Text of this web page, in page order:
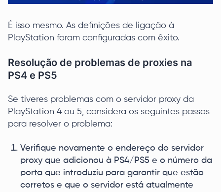
É isso mesmo. As definições de ligação à
PlayStation foram configuradas com êxito.
Resolução de problemas de proxies na
PS4 e PS5
Se tiveres problemas com o servidor proxy da
PlayStation 4 ou 5, considera os seguintes passos
para resolver o problema:
Verifique novamente o endereço do servidor
proxy que adicionou à PS4/PS5 e o número da
porta que introduziu para garantir que estão
corretos e que o servidor está atualmente